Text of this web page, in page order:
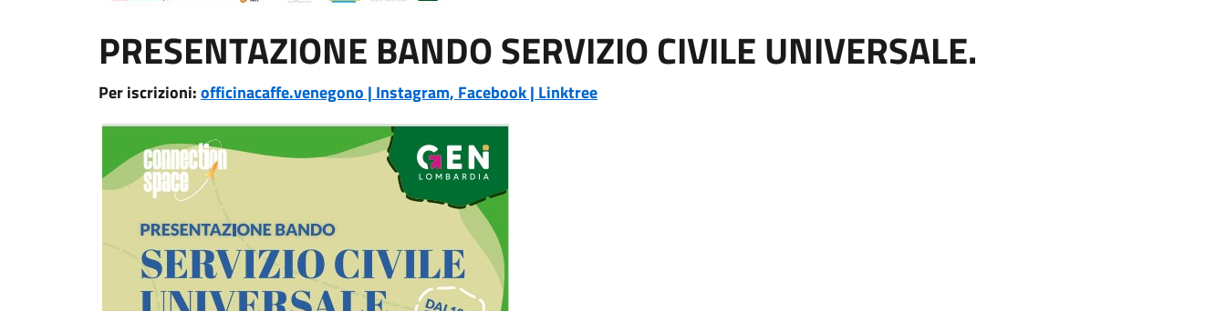
PRESENTAZIONE BANDO SERVIZIO CIVILE UNIVERSALE.
Per iscrizioni:officinacaffe.venegono | Instagram, Facebook | Linktree